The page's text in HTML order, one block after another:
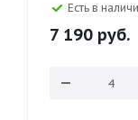
Есть в
7 190 руб.